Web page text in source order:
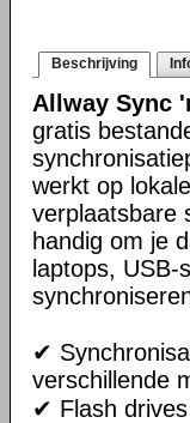
Beschrijving
Allway Sync
gratis
werkt op
verplaatsbare
handig om je
laptops,
✔
verschillende
✔ Flash